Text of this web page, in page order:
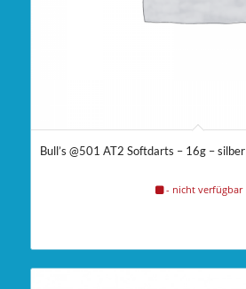
Bull’s @501 AT2 Softdarts – 16g – silber
- nicht verfügbar